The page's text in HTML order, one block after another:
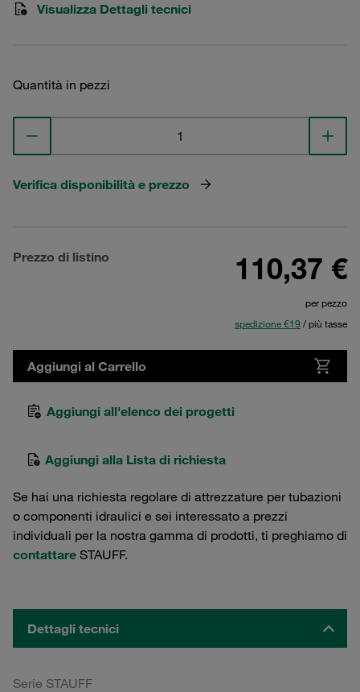
Visualizza Dettagli tecnici
Quantità in pezzi
Verifica disponibilità e prezzo
Prezzo di listino 110,37 €
per pezzo
spedizione €19 / più tasse
Aggiungi al Carrello
Aggiungi all'elenco dei progetti
Aggiungi alla Lista di richiesta
Se hai una richiesta regolare di attrezzature per tubazioni
o componenti idraulici e sei interessato a prezzi
individuali per la nostra gamma di prodotti, ti preghiamo di
contattare STAUFF.
Dettagli tecnici
Serie STAUFF